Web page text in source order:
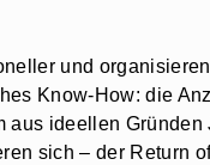
und
Know-How: die
ideellen
sich – der Return